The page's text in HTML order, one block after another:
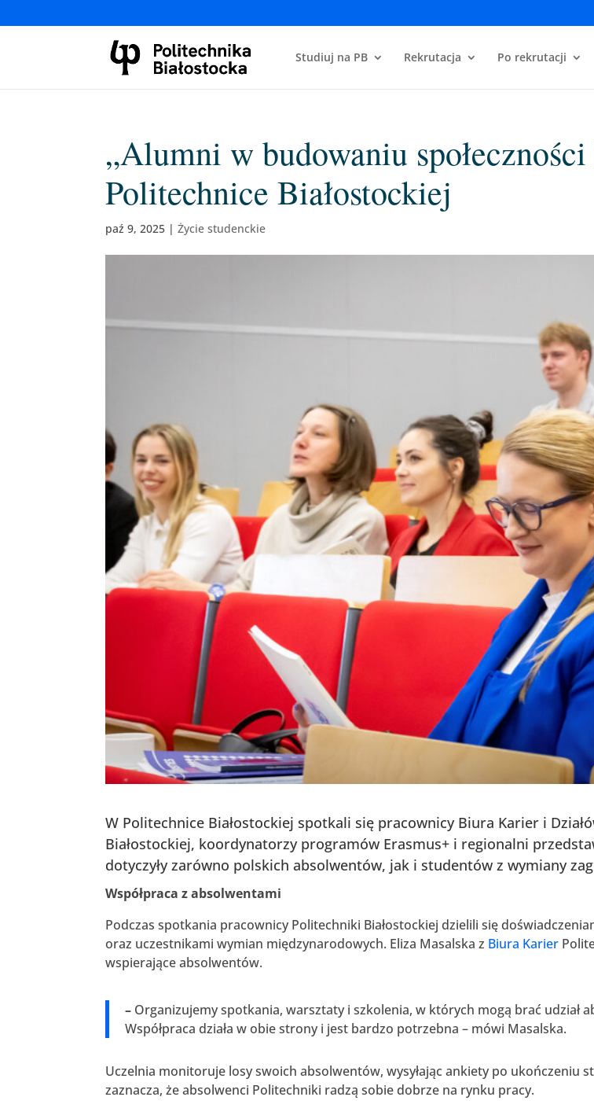
Studiuj na PB Rekrutacja Po rekrutacji
„Alumni w budowaniu
Politechnice Białostockiej
paź 9, 2025 |Życie studenckie
W Politechnice Białostockiej spotkali się pracownicy Biura Karier i
Białostockiej, koordynatorzy programów Erasmus+ i regionalni
dotyczyły zarówno polskich absolwentów, jak i studentów z wymiany
Współpraca z absolwentami
Podczas spotkania pracownicy Politechniki Białostockiej dzielili się
oraz uczestnikami wymian międzynarodowych. Eliza Masalska z Biura Karier
wspierające absolwentów.
– Organizujemy spotkania, warsztaty i szkolenia, w których mogą brać udział
Współpraca działa w obie strony i jest bardzo potrzebna – mówi Masalska.
Uczelnia monitoruje losy swoich absolwentów, wysyłając ankiety po ukończeniu
zaznacza, że absolwenci Politechniki radzą sobie dobrze na rynku pracy.